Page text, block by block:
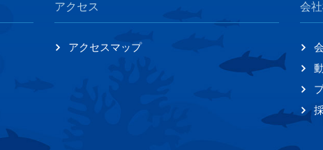
アクセス
アクセスマップ
会